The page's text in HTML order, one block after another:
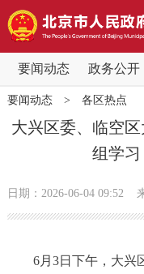
要闻动态 政务公开
要闻动态
党中央精神
要闻动态> 各区热点
大兴区委、临空
组学
日期：2026-06-04 09:52
6月3日下午，大兴区